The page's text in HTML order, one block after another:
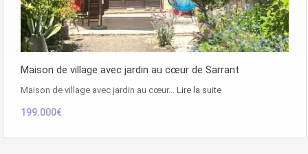
Maison de village avec jardin au cœur de Sarrant
Maison de village avec jardin au cœur… Lire la suite
199.000€